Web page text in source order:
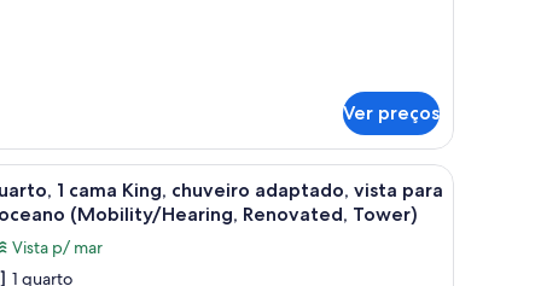
Ver preços
e cabeceira com luminária fixada na parede.Quarto de hotel com uma cama grande,
4
1 cama King, chuveiro adaptado, vista para
(Mobility/Hearing, Renovated, Tower)
Vista p/ mar
1 quarto